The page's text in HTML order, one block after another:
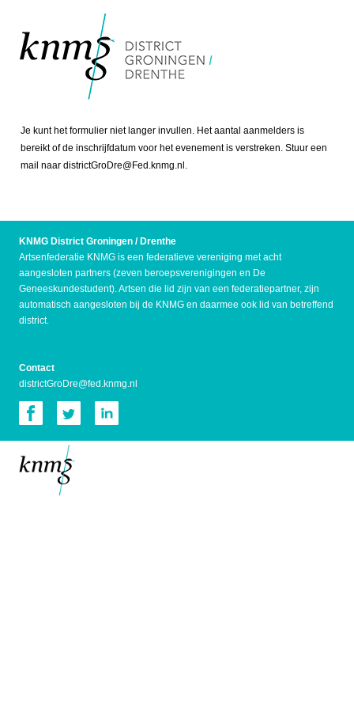
Je kunt het formulier niet langer invullen. Het aantal aanmelders is
bereikt of de inschrijfdatum voor het evenement is verstreken. Stuur een
mail naar districtGroDre@Fed.knmg.nl.
KNMG District Groningen / Drenthe
Artsenfederatie KNMG is een federatieve vereniging met acht
aangesloten partners (zeven beroepsverenigingen en De
Geneeskundestudent). Artsen die lid zijn van een federatiepartner, zijn
automatisch aangesloten bij de KNMG en daarmee ook lid van betreffend
district.
Contact
districtGroDre@fed.knmg.nl